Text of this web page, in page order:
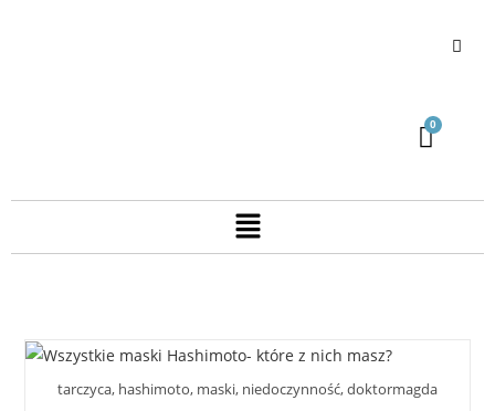
tarczyca, hashimoto, maski, niedoczynność, doktormagda